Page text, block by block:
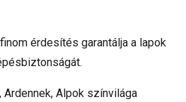
érdesítés garantálja a lapok
Alpok színvilága